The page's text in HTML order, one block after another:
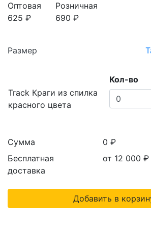
Оптовая
625 ₽
Розничная
690 ₽
Размер
Кол-во
Track Краги из спилка
красного цвета
Сумма
Бесплатная
доставка
0 ₽
от 12 000 ₽
Добавить в